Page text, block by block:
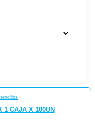
1 CAJA X 100UN